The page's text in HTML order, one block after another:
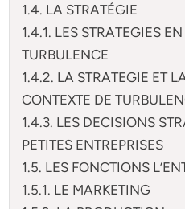
1.4. LA STRATÉGIE
1.4.1. LES STRATEGIES
TURBULENCE
1.4.2. LA STRATEGIE ET
CONTEXTE DE
1.4.3. LES DECISIONS
PETITES ENTREPRISES
1.5. LES FONCTIONS
1.5.1. LE MARKETING